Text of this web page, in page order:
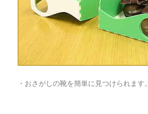
・おさがしの靴を簡単に見つけられます。